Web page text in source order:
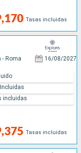
Tasas incluidas
- Roma 16/08/2027
Tasas incluidas
incluidas